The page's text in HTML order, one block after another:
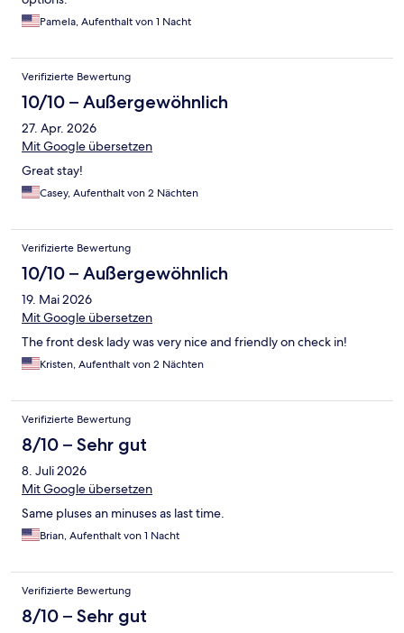
Pamela, Aufenthalt von 1 Nacht
Verifizierte Bewertung
10/10 – Außergewöhnlich
27. Apr. 2026
Mit Google übersetzen
Great stay!
Casey, Aufenthalt von 2 Nächten
Verifizierte Bewertung
10/10 – Außergewöhnlich
19. Mai 2026
Mit Google übersetzen
The front desk lady was very nice and friendly on check in!
Kristen, Aufenthalt von 2 Nächten
Verifizierte Bewertung
8/10 – Sehr gut
8. Juli 2026
Mit Google übersetzen
Same pluses an minuses as last time.
Brian, Aufenthalt von 1 Nacht
Verifizierte Bewertung
8/10 – Sehr gut